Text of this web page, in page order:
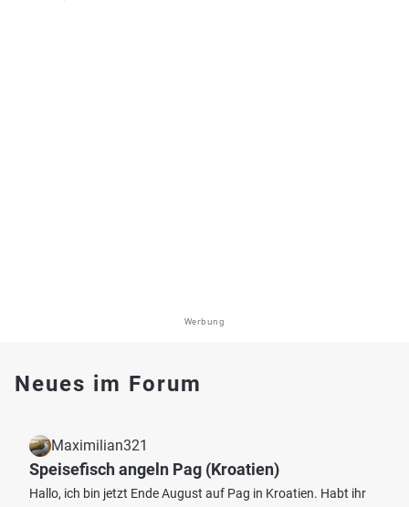
Werbung
Neues im Forum
Maximilian321
Speisefisch angeln Pag (Kroatien)
Hallo, ich bin jetzt Ende August auf Pag in Kroatien. Habt ihr